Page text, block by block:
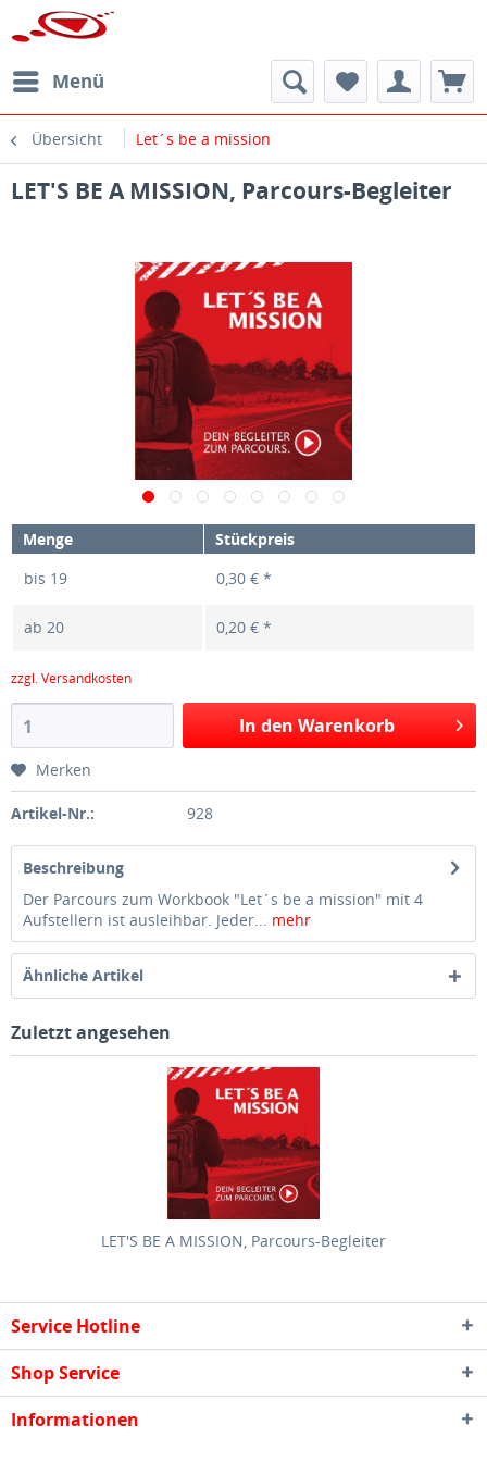
Menü
Übersicht Let´s be a mission
LET'S BE A MISSION, Parcours-Begleiter
Menge
Stückpreis
bis 19 0,30 € *
ab 20 0,20 € *
zzgl. Versandkosten
In den Warenkorb
Merken
Artikel-Nr.: 928
Beschreibung
Der Parcours zum Workbook "Let´s be a mission" mit 4
Aufstellern ist ausleihbar. Jeder... mehr
Ähnliche Artikel
Zuletzt angesehen
LET'S BE A MISSION, Parcours-Begleiter
Service Hotline
Shop Service
Informationen